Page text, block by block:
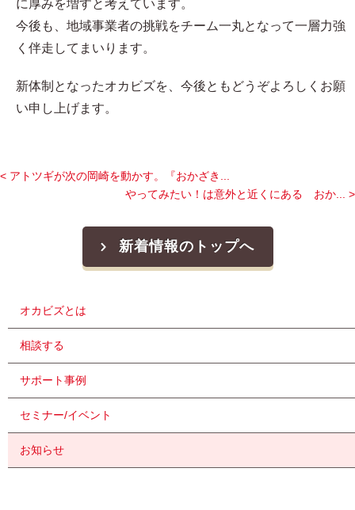
に厚みを増すと考えています。
今後も、地域事業者の挑戦をチーム一丸となって一層力強
く伴走してまいります。
新体制となったオカビズを、今後ともどうぞよろしくお願
い申し上げます。
< アトツギが次の岡崎を動かす。『おかざき...
やってみたい！は意外と近くにある おか... >
新着情報のトップへ
オカビズとは
相談する
サポート事例
セミナー/イベント
お知らせ